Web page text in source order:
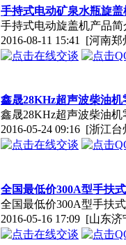
手持式电动矿泉水瓶旋盖
手持式电动旋盖机产品
2016-08-11 15:41
[河南郑
鑫晟28KHz超声波柴油机
鑫晟28KHz超声波柴油
2016-05-24 09:16 [浙江台
全国最低价300A型手扶
全国最低价300A型手扶
2016-05-16 17:09 [山东济